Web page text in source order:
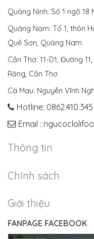
Quảng Ninh: Số 1 ngõ 18
Quảng Nam: Tổ 1, thôn
Quế Sơn, Quảng Nam
Cần Thơ: 11-D1, Đường
Răng, Cần Thơ
Cà Mau: Nguyễn Vĩnh
Hotline: 0862.410.345
Email :
Thông tin
Chính sách
Giới thiệu
FANPAGE FACEBOOK